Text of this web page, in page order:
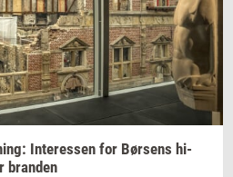
In­ter­es­sen for Bør­sens hi­
bran­den